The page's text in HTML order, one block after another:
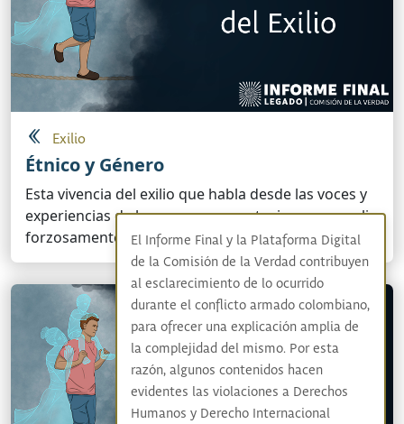
Exilio
Étnico y Género
Esta vivencia del exilio que habla desde las voces y
experiencias de las personas que tuvieron que salir
forzosamente del país.El Informe Final y la Plataforma Digital
de la Comisión de la Verdad contribuyen
al esclarecimiento de lo ocurrido
durante el conflicto armado colombiano,
para ofrecer una explicación amplia de
la complejidad del mismo. Por esta
razón, algunos contenidos hacen
evidentes las violaciones a Derechos
Humanos y Derecho Internacional